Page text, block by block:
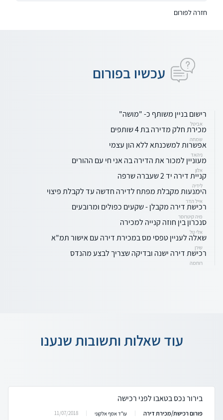
חזרה לפורום
עכשיו בפורום
רישום בניין משותף כ- "מושה"
אביטל
מכירת חלק מדירה בת 4 שותפים
שמחה
אפשרות למשכנתא ללא הון עצמי
ניהאד
מעוניין למכור את הדירה בה אני חי עם ההורים
אלון
קניית דירה יד 2 שעברה שרפה
לידיה
הימנעות מקבלת מפתח לדירה חדשה עד לקבלת פיצוי
אייל הדר
רכישת דירה מקבלן - שקעים כפולים ומרובעים
מיה קיטרוסר
סנכרון בין חוזה קנייה למכירה
אלי טל
שאלה לעניין טפסי מס במכירת דירה עם אישור תמ"א
שירן
רכישת דירה ישנה ובדיקה שצריך לבצע מהנדס
רוחמה
עוד שאלות ותשובות שנענו
בירור נכס בטאבו לפני רכישה
פורום רכישת/מכירת דירה עו"ד אסף אלקוני 11/07/2018